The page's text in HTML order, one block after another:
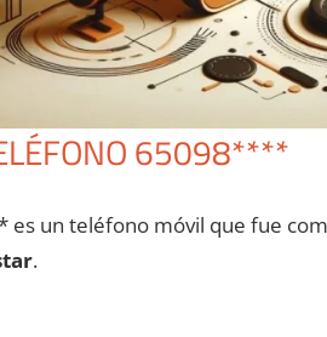
65098****
un teléfono móvil quе fue
.